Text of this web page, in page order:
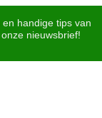
handige tips van
nieuwsbrief!